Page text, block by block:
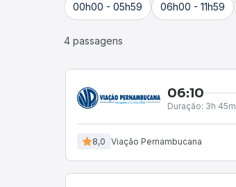
00h00 - 05h59 06h00 - 11h59
4 passagens
06:10
Duração: 3h 45m
8,0 Viação Pernambucana